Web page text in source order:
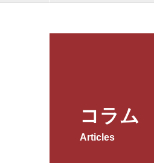
コラム
Articles